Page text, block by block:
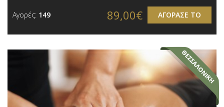
Αγορές: 149 ΑΓΟΡΑΣΕ ΤΟ
89,00€